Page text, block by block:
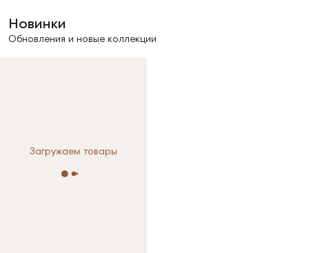
Новинки
Обновления и новые коллекции
Загружаем товары